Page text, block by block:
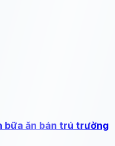
bữa ăn bán trú trường